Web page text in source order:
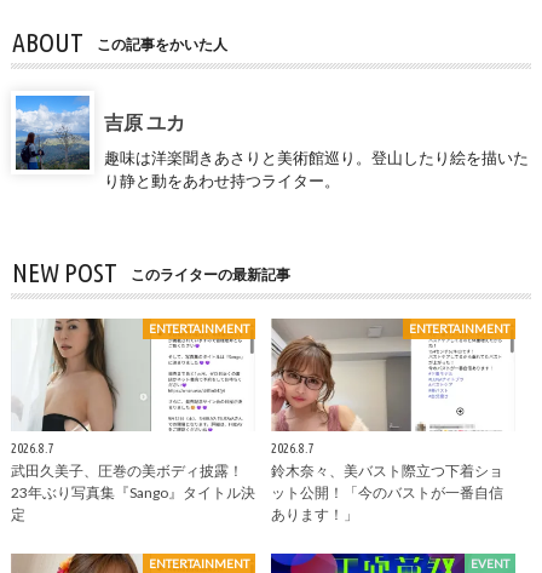
ABOUT この記事をかいた人
吉原 ユカ
趣味は洋楽聞きあさりと美術館巡り。登山したり絵を描いた
り静と動をあわせ持つライター。
NEW POST このライターの最新記事
ENTERTAINMENT
2026.8.7
武田久美子、圧巻の美ボディ披露！
23年ぶり写真集『Sango』タイトル決
定
ENTERTAINMENT
2026.8.7
鈴木奈々、美バスト際立つ下着ショ
ット公開！「今のバストが一番自信
あります！」
ENTERTAINMENT EVENT